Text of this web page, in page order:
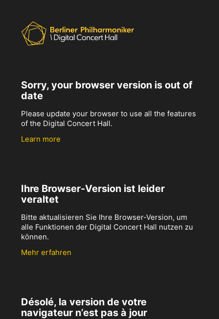
Sorry, your browser version is out of
date
Please update your browser to use all the features
of the Digital Concert Hall.
Learn more
Ihre Browser-Version ist leider
veraltet
Bitte aktualisieren Sie Ihre Browser-Version, um
alle Funktionen der Digital Concert Hall nutzen zu
können.
Mehr erfahren
Désolé, la version de votre
navigateur n’est pas à jour